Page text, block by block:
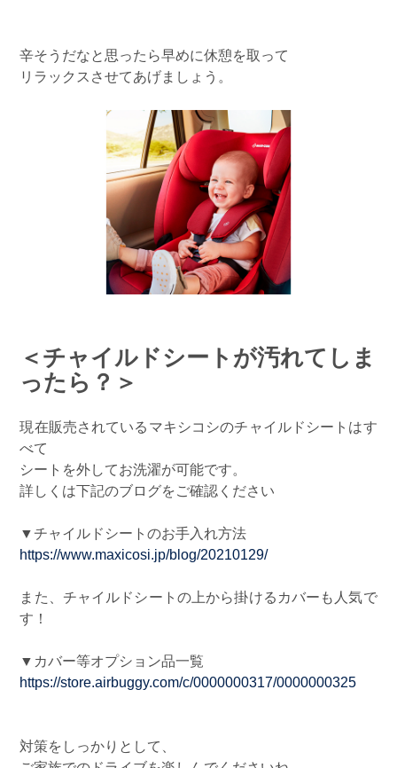
辛そうだなと思ったら早めに休憩を取って
リラックスさせてあげましょう。
＜チャイルドシートが汚れてしま
ったら？＞
現在販売されているマキシコシのチャイルドシートはす
べて
シートを外してお洗濯が可能です。
詳しくは下記のブログをご確認ください
▼チャイルドシートのお手入れ方法
https://www.maxicosi.jp/blog/20210129/
また、チャイルドシートの上から掛けるカバーも人気で
す！
▼カバー等オプション品一覧
https://store.airbuggy.com/c/0000000317/0000000325
対策をしっかりとして、